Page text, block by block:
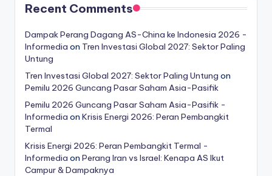
Recent Comments
Dampak Perang Dagang AS-China ke Indonesia 2026 -
Informedia on Tren Investasi Global 2027: Sektor Paling
Untung
Tren Investasi Global 2027: Sektor Paling Untung on
Pemilu 2026 Guncang Pasar Saham Asia-Pasifik
Pemilu 2026 Guncang Pasar Saham Asia-Pasifik -
Informedia on Krisis Energi 2026: Peran Pembangkit
Termal
Krisis Energi 2026: Peran Pembangkit Termal -
Informedia on Perang Iran vs Israel: Kenapa AS Ikut
Campur & Dampaknya